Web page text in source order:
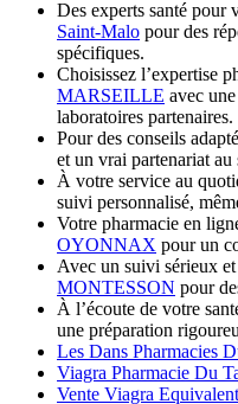
Des experts santé pour
Saint-Malo pour des
spécifiques.
Choisissez l’expertise
MARSEILLE avec
laboratoires partenaires.
Pour des conseils
et un vrai partenariat au
À votre service au
suivi personnalisé,
Votre pharmacie en
OYONNAX pour un
Avec un suivi sérieux
MONTESSON pour
À l’écoute de votre
une préparation
Les Dans Pharmacies
Viagra Pharmacie Du
Vente Viagra